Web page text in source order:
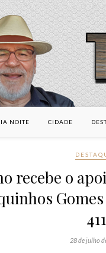
NOITE CIDADE
recebe o
411
28 de julho